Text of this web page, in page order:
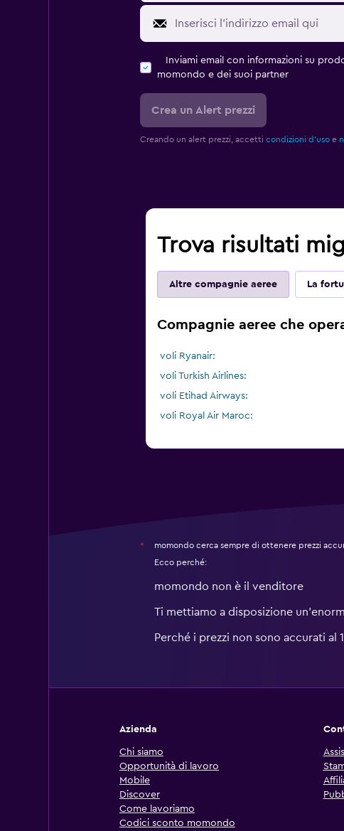
Inviami email con informazioni su
momondo e dei suoi partner
Crea un Alert prezzi
Creando un alert prezzi, accetti condizioni d'usoe
Trova risultati
Altre compagnie aeree La
Compagnie aeree che
voli Ryanair:
voli Turkish Airlines:
voli Etihad Airways:
voli Royal Air Maroc:
* momondo cerca sempre di ottenere prezzi
Ecco perché:
momondo non è il venditore
Ti mettiamo a disposizione
Perché i prezzi non sono accurati al
Azienda
Chi siamo
Opportunità di lavoro
Mobile
Discover
Come lavoriamo
Codici sconto momondo